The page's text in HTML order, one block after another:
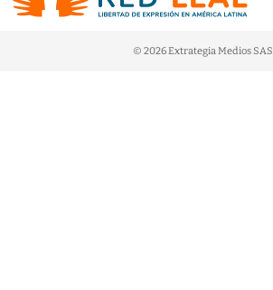
© 2026 Extrategia Medios SAS